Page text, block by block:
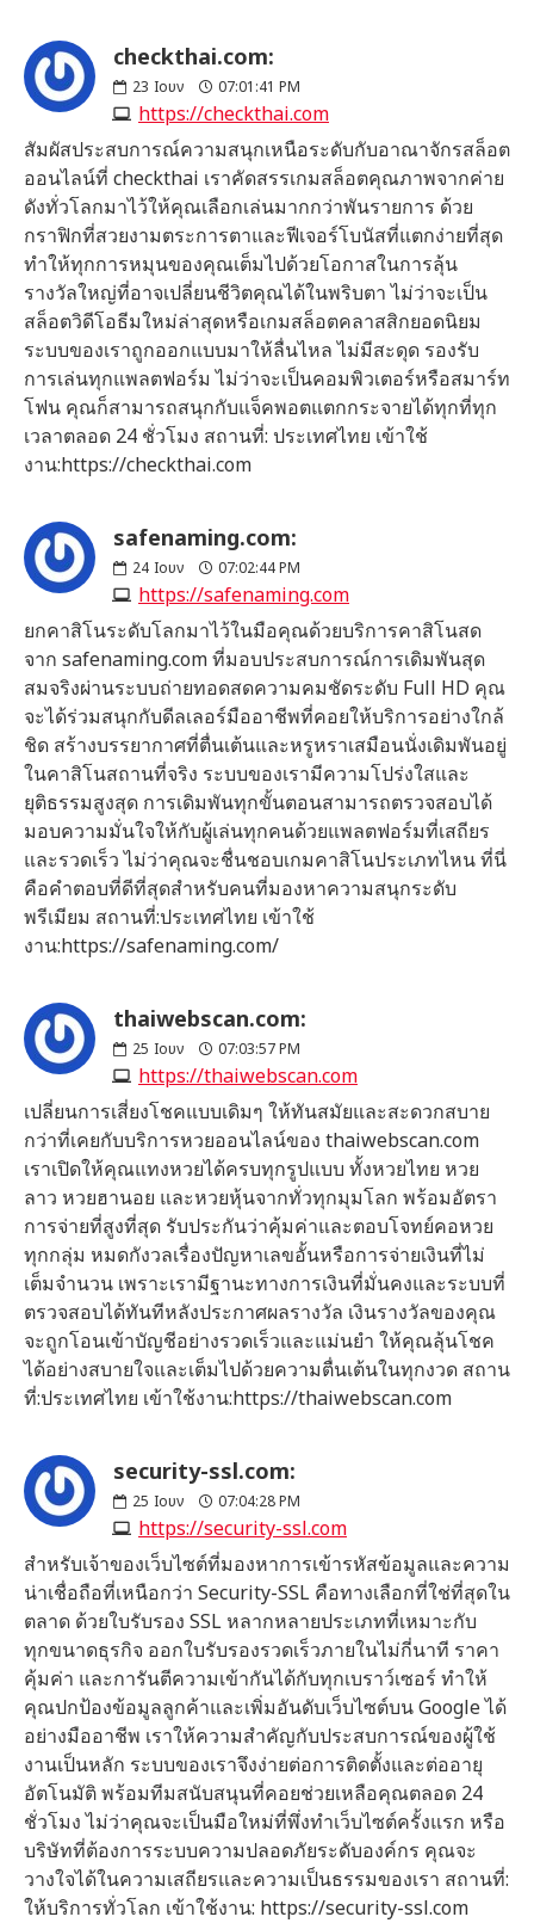
checkthai.com:
23 Ιουν 07:01:41 PM
https://checkthai.com
สัมผัสประสบการณ์ความสนุกเหนือระดับกับอาณาจักรสล็อต
ออนไลน์ที่ checkthai เราคัดสรรเกมสล็อตคุณภาพจากค่าย
ดังทั่วโลกมาไว้ให้คุณเลือกเล่นมากกว่าพันรายการ ด้วย
กราฟิกที่สวยงามตระการตาและฟีเจอร์โบนัสที่แตกง่ายที่สุด
ทำให้ทุกการหมุนของคุณเต็มไปด้วยโอกาสในการลุ้น
รางวัลใหญ่ที่อาจเปลี่ยนชีวิตคุณได้ในพริบตา ไม่ว่าจะเป็น
สล็อตวิดีโอธีมใหม่ล่าสุดหรือเกมสล็อตคลาสสิกยอดนิยม
ระบบของเราถูกออกแบบมาให้ลื่นไหล ไม่มีสะดุด รองรับ
การเล่นทุกแพลตฟอร์ม ไม่ว่าจะเป็นคอมพิวเตอร์หรือสมาร์ท
โฟน คุณก็สามารถสนุกกับแจ็คพอตแตกกระจายได้ทุกที่ทุก
เวลาตลอด 24 ชั่วโมง สถานที่: ประเทศไทย เข้าใช้
งาน:https://checkthai.com
safenaming.com:
24 Ιουν 07:02:44 PM
https://safenaming.com
ยกคาสิโนระดับโลกมาไว้ในมือคุณด้วยบริการคาสิโนสด
จาก safenaming.com ที่มอบประสบการณ์การเดิมพันสุด
สมจริงผ่านระบบถ่ายทอดสดความคมชัดระดับ Full HD คุณ
จะได้ร่วมสนุกกับดีลเลอร์มืออาชีพที่คอยให้บริการอย่างใกล้
ชิด สร้างบรรยากาศที่ตื่นเต้นและหรูหราเสมือนนั่งเดิมพันอยู่
ในคาสิโนสถานที่จริง ระบบของเรามีความโปร่งใสและ
ยุติธรรมสูงสุด การเดิมพันทุกขั้นตอนสามารถตรวจสอบได้
มอบความมั่นใจให้กับผู้เล่นทุกคนด้วยแพลตฟอร์มที่เสถียร
และรวดเร็ว ไม่ว่าคุณจะชื่นชอบเกมคาสิโนประเภทไหน ที่นี่
คือคำตอบที่ดีที่สุดสำหรับคนที่มองหาความสนุกระดับ
พรีเมียม สถานที่:ประเทศไทย เข้าใช้
งาน:https://safenaming.com/
thaiwebscan.com:
25 Ιουν 07:03:57 PM
https://thaiwebscan.com
เปลี่ยนการเสี่ยงโชคแบบเดิมๆ ให้ทันสมัยและสะดวกสบาย
กว่าที่เคยกับบริการหวยออนไลน์ของ thaiwebscan.com
เราเปิดให้คุณแทงหวยได้ครบทุกรูปแบบ ทั้งหวยไทย หวย
ลาว หวยฮานอย และหวยหุ้นจากทั่วทุกมุมโลก พร้อมอัตรา
การจ่ายที่สูงที่สุด รับประกันว่าคุ้มค่าและตอบโจทย์คอหวย
ทุกกลุ่ม หมดกังวลเรื่องปัญหาเลขอั้นหรือการจ่ายเงินที่ไม่
เต็มจำนวน เพราะเรามีฐานะทางการเงินที่มั่นคงและระบบที่
ตรวจสอบได้ทันทีหลังประกาศผลรางวัล เงินรางวัลของคุณ
จะถูกโอนเข้าบัญชีอย่างรวดเร็วและแม่นยำ ให้คุณลุ้นโชค
ได้อย่างสบายใจและเต็มไปด้วยความตื่นเต้นในทุกงวด สถาน
ที่:ประเทศไทย เข้าใช้งาน:https://thaiwebscan.com
security-ssl.com:
25 Ιουν 07:04:28 PM
https://security-ssl.com
สำหรับเจ้าของเว็บไซต์ที่มองหาการเข้ารหัสข้อมูลและความ
น่าเชื่อถือที่เหนือกว่า Security-SSL คือทางเลือกที่ใช่ที่สุดใน
ตลาด ด้วยใบรับรอง SSL หลากหลายประเภทที่เหมาะกับ
ทุกขนาดธุรกิจ ออกใบรับรองรวดเร็วภายในไม่กี่นาที ราคา
คุ้มค่า และการันตีความเข้ากันได้กับทุกเบราว์เซอร์ ทำให้
คุณปกป้องข้อมูลลูกค้าและเพิ่มอันดับเว็บไซต์บน Google ได้
อย่างมืออาชีพ เราให้ความสำคัญกับประสบการณ์ของผู้ใช้
งานเป็นหลัก ระบบของเราจึงง่ายต่อการติดตั้งและต่ออายุ
อัตโนมัติ พร้อมทีมสนับสนุนที่คอยช่วยเหลือคุณตลอด 24
ชั่วโมง ไม่ว่าคุณจะเป็นมือใหม่ที่พึ่งทำเว็บไซต์ครั้งแรก หรือ
บริษัทที่ต้องการระบบความปลอดภัยระดับองค์กร คุณจะ
วางใจได้ในความเสถียรและความเป็นธรรมของเรา สถานที่:
ให้บริการทั่วโลก เข้าใช้งาน: https://security-ssl.com